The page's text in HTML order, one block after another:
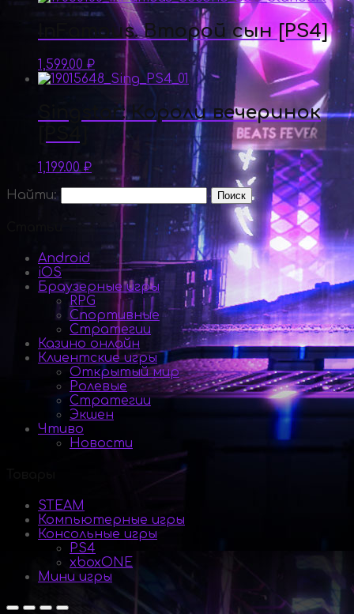
InFamous. Второй сын [PS4]
1,599.00 ₽
Singstar: Короли вечеринок
1,199.00 ₽
Найти:
Android
iOS
Браузерные игры
RPG
Спортивные
Стратегии
Казино онлайн
Клиентские игры
Открытый мир
Ролевые
Стратегии
Экшен
Чтиво
Новости
STEAM
Компьютерные игры
Консольные игры
PS4
xboxONE
Мини игры